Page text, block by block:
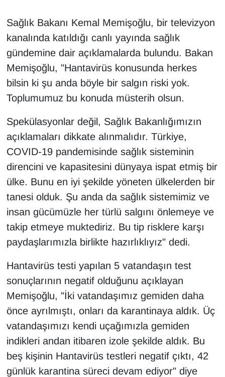
Sağlık Bakanı Kemal Memişoğlu, bir televizyon
kanalında katıldığı canlı yayında sağlık
gündemine dair açıklamalarda bulundu. Bakan
Memişoğlu, "Hantavirüs konusunda herkes
bilsin ki şu anda böyle bir salgın riski yok.
Toplumumuz bu konuda müsterih olsun.
Spekülasyonlar değil, Sağlık Bakanlığımızın
açıklamaları dikkate alınmalıdır. Türkiye,
COVID-19 pandemisinde sağlık sisteminin
direncini ve kapasitesini dünyaya ispat etmiş bir
ülke. Bunu en iyi şekilde yöneten ülkelerden bir
tanesi olduk. Şu anda da sağlık sistemimiz ve
insan gücümüzle her türlü salgını önlemeye ve
takip etmeye muktediriz. Bu tip risklere karşı
paydaşlarımızla birlikte hazırlıklıyız" dedi.
Hantavirüs testi yapılan 5 vatandaşın test
sonuçlarının negatif olduğunu açıklayan
Memişoğlu, "İki vatandaşımız gemiden daha
önce ayrılmıştı, onları da karantinaya aldık. Üç
vatandaşımızı kendi uçağımızla gemiden
indikleri andan itibaren izole şekilde aldık. Bu
beş kişinin Hantavirüs testleri negatif çıktı, 42
günlük karantina süreci devam ediyor" diye
İngilizce
Kadın
Kamu Alımları
Kim Kimdir?
Kültür & Sanat
KURDÎ
MAGAZİN
MEDYA
ONE EKONOMİ
POLİTİKA
Resmi İlanlar
RÖPORTAJ
SAĞLIK
Seri İlan